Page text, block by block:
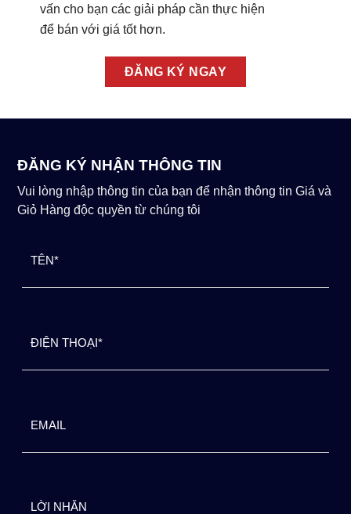
vấn cho bạn các giải pháp cần thực hiện
để bán với giá tốt hơn.
ĐĂNG KÝ NGAY
ĐĂNG KÝ NHẬN THÔNG TIN
Vui lòng nhập thông tin của bạn để nhận thông tin Giá và
Giỏ Hàng độc quyền từ chúng tôi